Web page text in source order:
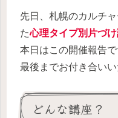
先日、札幌のカルチ
た心理タイプ別片づ
本日はこの開催報告で
最後までお付き合い
どんな講座？